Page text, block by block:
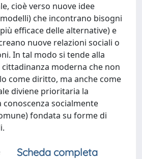
cioè verso nuove idee
che incontrano bisogni
efficace delle alternative) e
nuove relazioni sociali o
In tal modo si tende alla
moderna che non
come diritto, ma anche come
diviene prioritaria la
socialmente
fondata su forme di
Scheda completa